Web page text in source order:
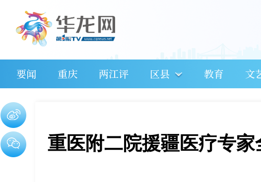
要闻 重庆 两江评 区县 教育 文
重医附二院援疆医疗专